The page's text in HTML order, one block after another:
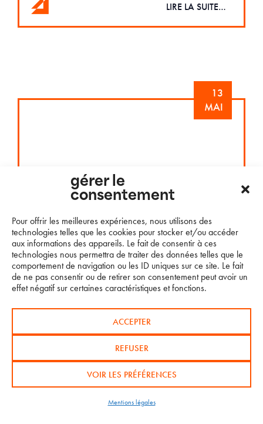
gérer le
consentement
Pour offrir les meilleures expériences, nous utilisons des
technologies telles que les cookies pour stocker et/ou accéder
aux informations des appareils. Le fait de consentir à ces
technologies nous permettra de traiter des données telles que le
comportement de navigation ou les ID uniques sur ce site. Le fait
de ne pas consentir ou de retirer son consentement peut avoir un
effet négatif sur certaines caractéristiques et fonctions.
ACCEPTER
REFUSER
VOIR LES PRÉFÉRENCES
Mentions légales
LIRE LA SUITE…
13
MAI
LE NOUVEL IMOCA DE THOMAS
RUYANT EN QUÊTE DE PARTENAIRES
Le tenant du titre de la Route du Rhum
l’écurie de course au large TR Racing